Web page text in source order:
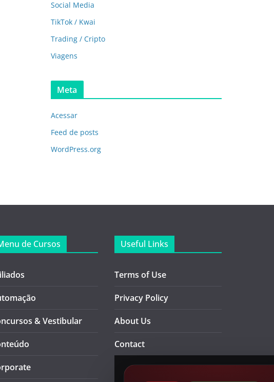
Social Media
TikTok / Kwai
Trading / Cripto
Viagens
Meta
Acessar
Feed de posts
WordPress.org
de Cursos
& Vestibular
Useful Links
Terms of Use
Privacy Policy
About Us
Contact